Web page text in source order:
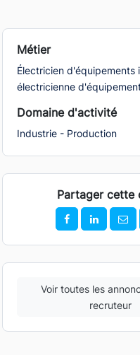
Métier
Électricien d'équipements
électricienne
Domaine d'activité
Industrie - Production
Partager cette
Voir toutes les
recruteur